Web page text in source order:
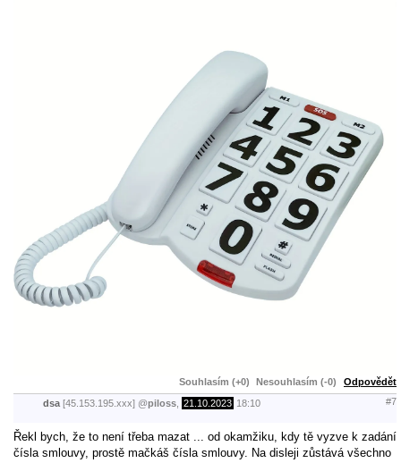
Souhlasím (+0) Nesouhlasím (-0) Odpovědět
dsa [45.153.195.xxx] @piloss 21.10.2023 18:10 #7
Řekl bych, že to není třeba mazat ... od okamžiku, kdy tě vyzve k zadání
čísla smlouvy, prostě mačkáš čísla smlouvy. Na disleji zůstává všechno